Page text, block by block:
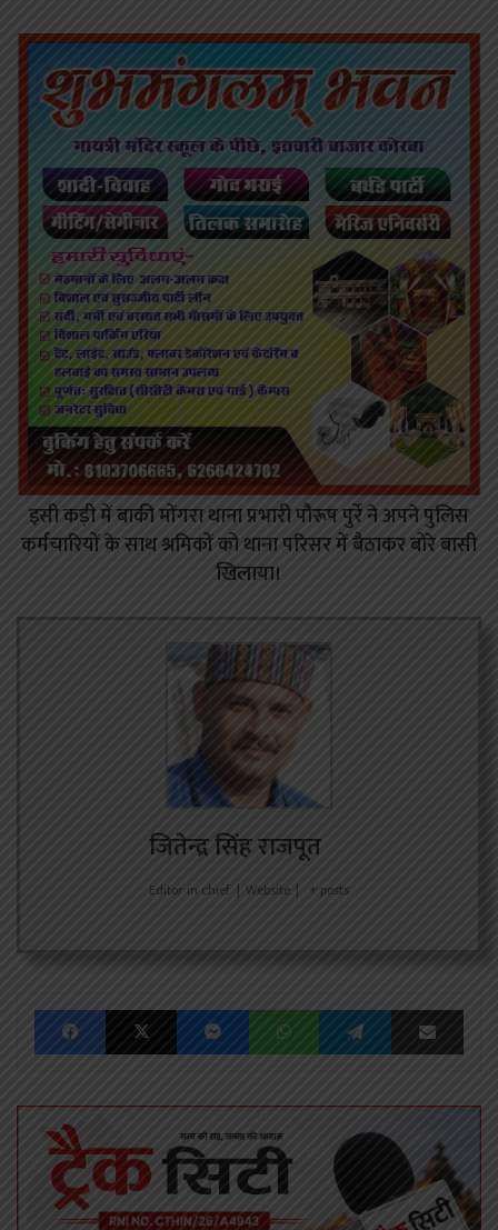
इसी कड़ी में बाकी मोंगरा थाना प्रभारी पौरूष पुर्रे ने अपने पुलिस
कर्मचारियों के साथ श्रमिकों को थाना परिसर में बैठाकर बोरे बासी
खिलाया।
जितेन्द्र सिंह राजपूत
Editor in chief | Website | + posts
FacebookX MessengerWhatsAppTelegram Share via Email